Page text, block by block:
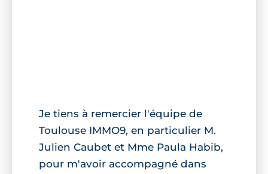
Je tiens à remercier l'équipe de
Toulouse IMMO9, en particulier M.
Julien Caubet et Mme Paula Habib,
pour m'avoir accompagné dans